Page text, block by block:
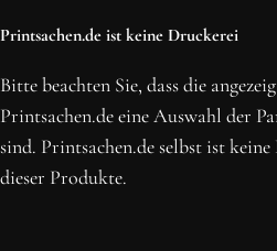
Printsachen.de ist keine Druckerei
Bitte beachten Sie, dass die
Printsachen.de eine Auswahl der
sind. Printsachen.de selbst ist
dieser Produkte.